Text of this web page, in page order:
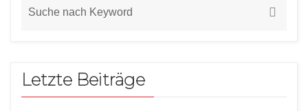
Letzte Beiträge